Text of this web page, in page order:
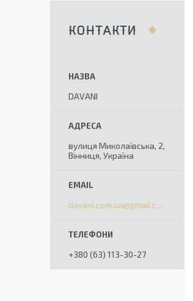
КОНТАКТИ
DAVANI
вулиця Миколаївська, 2,
Вінниця, Україна
davani.com.ua@gmail.com
+380 (63) 113-30-27